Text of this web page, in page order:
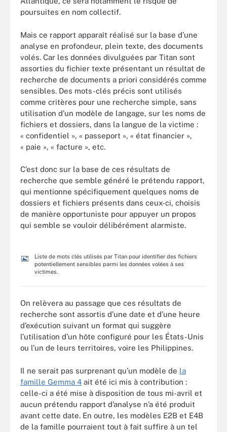
poursuites en nom collectif.
Mais ce rapport apparaît réalisé sur la base d’une
analyse en profondeur, plein texte, des documents
volés. Car les données divulguées par Titan sont
assorties du fichier texte présentant un résultat de
recherche de documents a priori considérés comme
sensibles. Des mots-clés précis sont utilisés
comme critères pour une recherche simple, sans
utilisation d’un modèle de langage, sur les noms de
fichiers et dossiers, dans la langue de la victime :
« confidentiel », « passeport », « état financier »,
« paie », « facture », etc.
C’est donc sur la base de ces résultats de
recherche que semble généré le prétendu rapport,
qui mentionne spécifiquement quelques noms de
dossiers et fichiers présents dans ceux-ci, choisis
de manière opportuniste pour appuyer un propos
qui semble se vouloir délibérément alarmiste.
Liste de mots clés utilisés par Titan pour identifier des fichiers
potentiellement sensibles parmi les données volées à ses
victimes.
On relèvera au passage que ces résultats de
recherche sont assortis d’une date et d’une heure
d’exécution suivant un format qui suggère
l’utilisation d’un hôte configuré pour les États-Unis
ou l’un de leurs territoires, voire les Philippines.
Il ne serait pas surprenant qu’un modèle de la
famille Gemma 4 ait été ici mis à contribution :
celle-ci a été mise à disposition de tous mi-avril et
aucun prétendu rapport d’analyse n’a été produit
avant cette date. En outre, les modèles E2B et E4B
de la famille pourraient tout à fait suffire à un tel